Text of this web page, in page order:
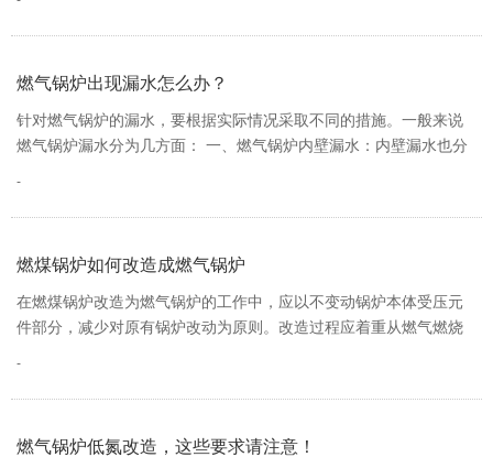
燃气锅炉出现漏水怎么办？
针对燃气锅炉的漏水，要根据实际情况采取不同的措施。一般来说
燃气锅炉漏水分为几方面： 一、燃气锅炉内壁漏水：内壁漏水也分
燃煤锅炉如何改造成燃气锅炉
在燃煤锅炉改造为燃气锅炉的工作中，应以不变动锅炉本体受压元
件部分，减少对原有锅炉改动为原则。改造过程应着重从燃气燃烧
燃气锅炉低氮改造，这些要求请注意！